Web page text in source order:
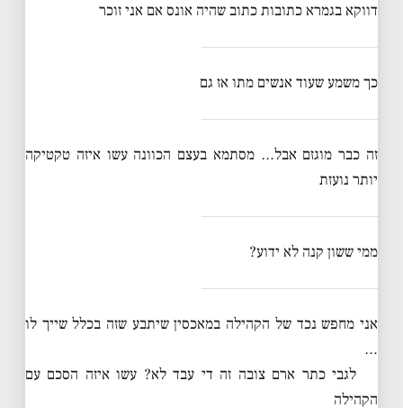
דווקא בגמרא כתובות כתוב שהיה אונס אם אני זוכר
כך משמע שעוד אנשים מתו אז גם
זה כבר מוגזם אבל… מסתמא בעצם הכוונה עשו איזה טקטיקה
יותר נועזת
ממי ששון קנה לא ידוע?
אני מחפש נכד של הקהילה במאכסין שיתבע שזה בכלל שייך לו
…
לגבי כתר ארם צובה זה די עבד לא? עשו איזה הסכם עם
הקהילה